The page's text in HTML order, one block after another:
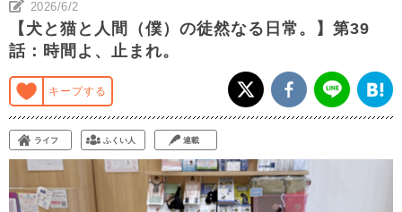
2026/6/2
【犬と猫と人間（僕）の徒然なる日常。】第39
話：時間よ、止まれ。
キープする
ライフ ふくい人 連載